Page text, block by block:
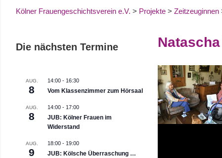
Kölner Frauengeschichtsverein e.V. > Projekte > Zeitzeuginnen
Die nächsten Termine
AUG.
8
14:00 - 16:30
Vom Klassenzimmer zum Hörsaal
AUG.
8
14:00 - 17:00
JUB: Kölner Frauen im
Widerstand
AUG.
9
18:00 - 19:00
JUB: Kölsche Überraschung …